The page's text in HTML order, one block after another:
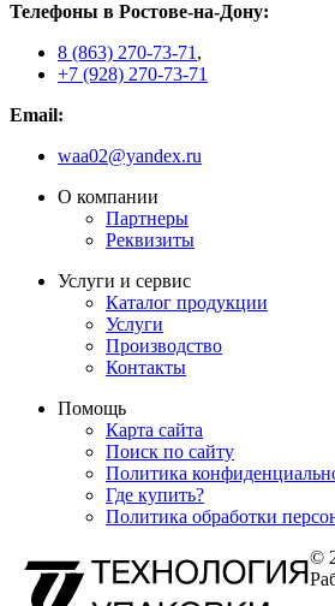
Телефоны в Ростове-на-Дону:
8 (863) 270-73-71 ,
+7 (928) 270-73-71
Email:
waa02@yandex.ru
О компании
Партнеры
Реквизиты
Услуги и сервис
Каталог продукции
Услуги
Производство
Контакты
Помощь
Карта сайта
Поиск по сайту
Политика
Где купить?
Политика обработки
©